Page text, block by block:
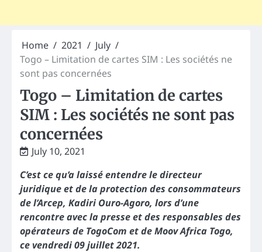
Home 2021
July
Togo – Limitation de cartes SIM : Les sociétés ne
sont pas concernées
Togo – Limitation de cartes
SIM : Les sociétés ne sont pas
concernées
July 10, 2021
C’est ce qu’a laissé entendre le directeur
juridique et de la protection des consommateurs
de l’Arcep, Kadiri Ouro-Agoro, lors d’une
rencontre avec la presse et des responsables des
opérateurs de TogoCom et de Moov Africa Togo,
ce vendredi 09 juillet 2021.